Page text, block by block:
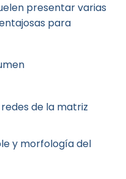
presentar varias
para
de la matriz
y morfología del